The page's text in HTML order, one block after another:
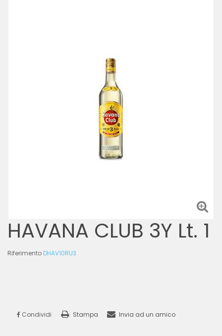
HAVANA CLUB 3Y Lt. 1
Riferimento DHAV10RU3
Stampa Invia ad un amico
Condividi